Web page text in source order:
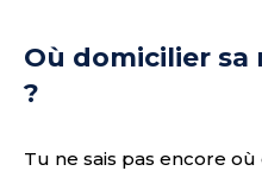
Où domicilier
?
Tu ne sais pas encore